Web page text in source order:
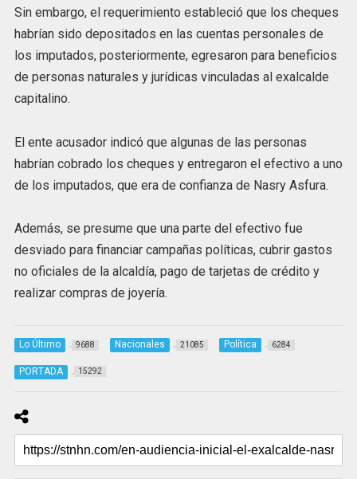
Sin embargo, el requerimiento estableció que los cheques
habrían sido depositados en las cuentas personales de
los imputados, posteriormente, egresaron para beneficios
de personas naturales y jurídicas vinculadas al exalcalde
capitalino.
El ente acusador indicó que algunas de las personas
habrían cobrado los cheques y entregaron el efectivo a uno
de los imputados, que era de confianza de Nasry Asfura.
Además, se presume que una parte del efectivo fue
desviado para financiar campañas políticas, cubrir gastos
no oficiales de la alcaldía, pago de tarjetas de crédito y
realizar compras de joyería.
Lo Último 9688 Nacionales 21085 Política 6284
PORTADA 15292